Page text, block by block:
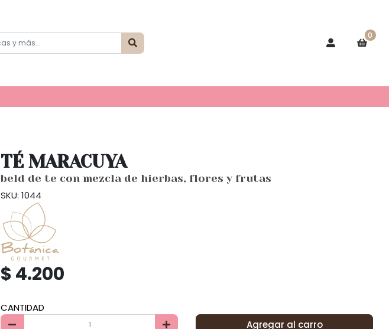
0
TÉ MARACUYA
beld de te con mezcla de hierbas, flores y frutas
SKU: 1044
$ 4.200
CANTIDAD
Agregar al carro